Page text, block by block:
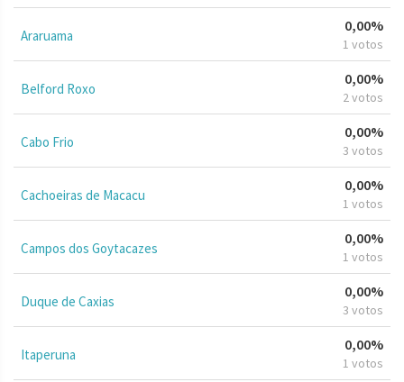
Araruama
0,00%
1 votos
Belford Roxo
0,00%
2 votos
Cabo Frio
0,00%
3 votos
Cachoeiras de Macacu
0,00%
1 votos
Campos dos Goytacazes
0,00%
1 votos
Duque de Caxias
0,00%
3 votos
Itaperuna
0,00%
1 votos